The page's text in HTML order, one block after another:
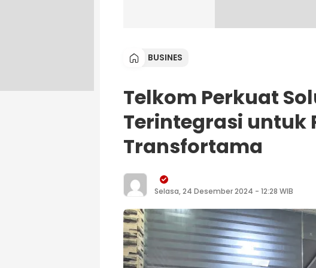
BUSINES
Telkom Perkuat
Terintegrasi untuk
Transfortama
Selasa, 24 Desember 2024 - 12:28 WIB